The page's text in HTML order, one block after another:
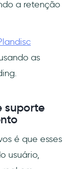
a retenção
as
suporte
é que esses
usuário,